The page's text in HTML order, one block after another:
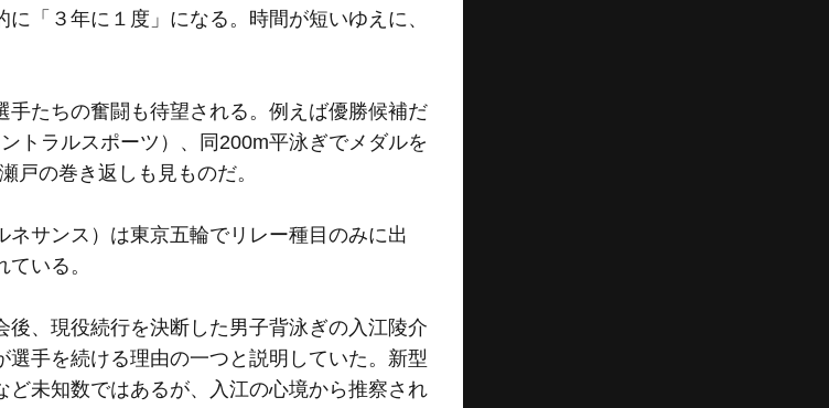
「３年に１度」になる。時間が短いゆえに、
たちの奮闘も待望される。例えば優勝候補だ
トラルスポーツ）、同200m平泳ぎでメダルを
戸の巻き返しも見ものだ。
サンス）は東京五輪でリレー種目のみに出
いる。
、現役続行を決断した男子背泳ぎの入江陵介
選手を続ける理由の一つと説明していた。新型
未知数ではあるが、入江の心境から推察され